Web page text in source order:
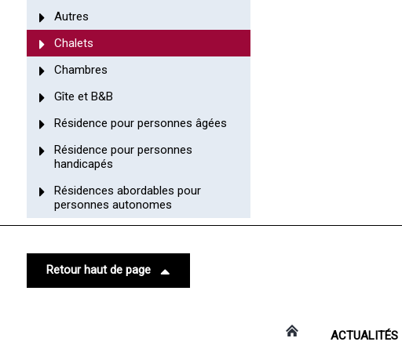
Autres
Chalets
Chambres
Gîte et B&B
Résidence pour personnes âgées
Résidence pour personnes
handicapés
Résidences abordables pour
personnes autonomes
Retour haut de page
ACTUALITÉS